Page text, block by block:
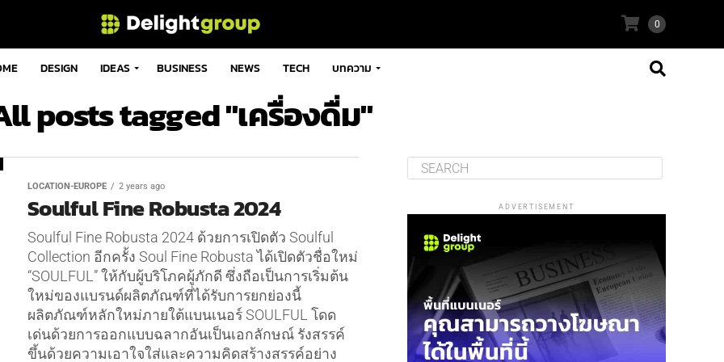
0
DESIGN IDEAS BUSINESS NEWS TECH บทความ
posts tagged "เครื่องดื่ม"
LOCATION-EUROPE 2 years ago
Soulful Fine Robusta 2024
Soulful Fine Robusta 2024 ด้วยการเปิดตัว Soulful
Collection อีกครั้ง Soul Fine Robusta ได้เปิดตัวชื่อใหม่
“SOULFUL” ให้กับผู้บริโภคผู้ภักดี ซึ่งถือเป็นการเริ่มต้น
ใหม่ของแบรนด์ผลิตภัณฑ์ที่ได้รับการยกย่องนี้
ผลิตภัณฑ์หลักใหม่ภายใต้แบนเนอร์ SOULFUL โดด
เด่นด้วยการออกแบบฉลากอันเป็นเอกลักษณ์ รังสรรค์
ขึ้นด้วยความเอาใจใส่และความคิดสร้างสรรค์อย่าง
ADVERTISEMENT